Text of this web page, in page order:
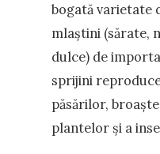
bogată varietate
mlaștini (sărate,
dulce) de
sprijini
păsărilor,
plantelor și a